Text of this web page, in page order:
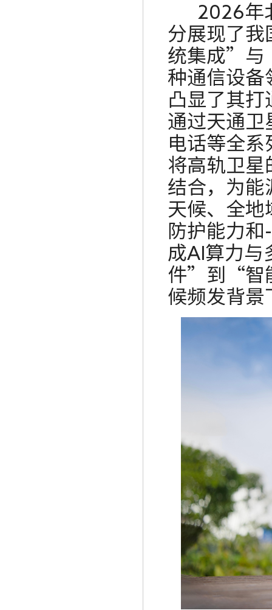
2026年
分展现了
统集成”与
种通信设备
凸显了其
通过天通卫
电话等全
将高轨卫星
结合，为能
天候、全地
防护能力和
成AI算力与
件”到“智
候频发背景